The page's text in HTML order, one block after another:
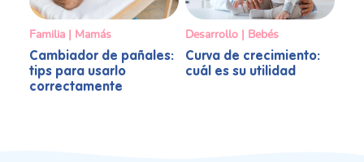
Familia | Mamás
Cambiador de pañales:
tips para usarlo
correctamente
Desarrollo | Bebés
Curva de crecimiento:
cuál es su utilidad